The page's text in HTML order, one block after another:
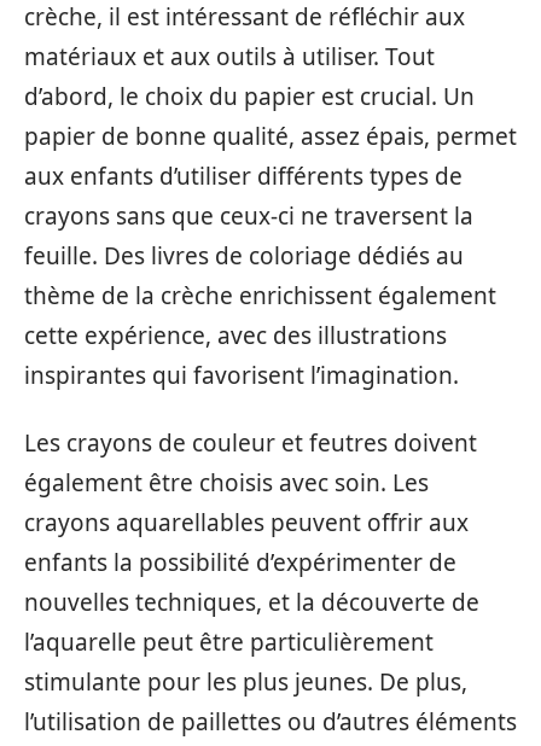
crèche, il est intéressant de réfléchir aux
matériaux et aux outils à utiliser. Tout
d’abord, le choix du papier est crucial. Un
papier de bonne qualité, assez épais, permet
aux enfants d’utiliser différents types de
crayons sans que ceux-ci ne traversent la
feuille. Des livres de coloriage dédiés au
thème de la crèche enrichissent également
cette expérience, avec des illustrations
inspirantes qui favorisent l’imagination.
Les crayons de couleur et feutres doivent
également être choisis avec soin. Les
crayons aquarellables peuvent offrir aux
enfants la possibilité d’expérimenter de
nouvelles techniques, et la découverte de
l’aquarelle peut être particulièrement
stimulante pour les plus jeunes. De plus,
l’utilisation de paillettes ou d’autres éléments